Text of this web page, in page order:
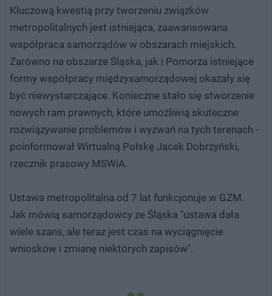
Kluczową kwestią przy tworzeniu związków
metropolitalnych jest istniejąca, zaawansowana
współpraca samorządów w obszarach miejskich.
Zarówno na obszarze Śląska, jak i Pomorza istniejące
formy współpracy międzysamorządowej okazały się
być niewystarczające. Konieczne stało się stworzenie
nowych ram prawnych, które umożliwią skuteczne
rozwiązywanie problemów i wyzwań na tych terenach -
poinformował Wirtualną Polskę Jacek Dobrzyński,
rzecznik prasowy MSWiA.
Ustawa metropolitalna od 7 lat funkcjonuje w GZM.
Jak mówią samorządowcy ze Śląska "ustawa dała
wiele szans, ale teraz jest czas na wyciągnięcie
wniosków i zmianę niektórych zapisów".